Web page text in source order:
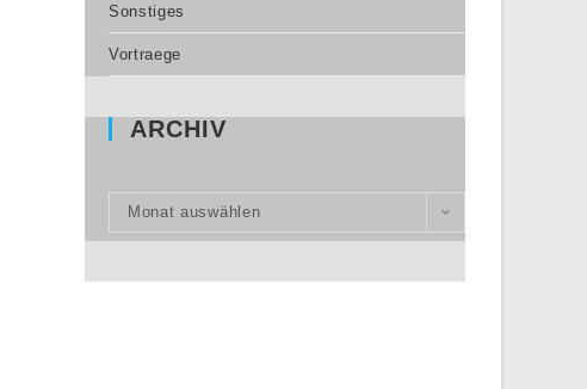
Sonstiges
Vortraege
ARCHIV
Monat auswählen